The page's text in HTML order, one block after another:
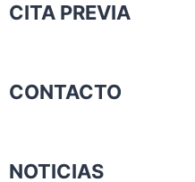
CITA PREVIA
CONTACTO
NOTICIAS